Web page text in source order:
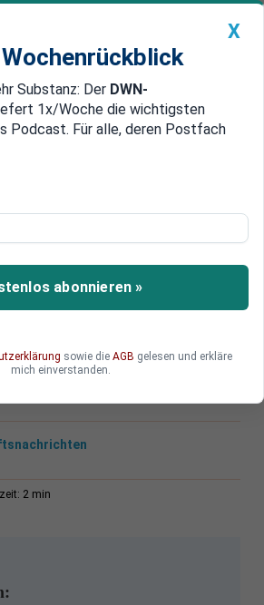
DWN: Geldanlage Premium
DWN-Magazin China
Europas Banken
in der Krise entwickelt
2 min
X
Substanz: Der DWN-
1x/Woche die wichtigsten
Podcast. Für alle, deren Postfach
abonnieren »
sowie die AGB gelesen und erkläre
mich einverstanden.